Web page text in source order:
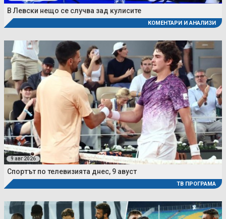
В Левски нещо се случва зад кулисите
КОМЕНТАРИ И АНАЛИЗИ
9 авг 2026
Спортът по телевизията днес, 9 авуст
ТВ ПРОГРАМА